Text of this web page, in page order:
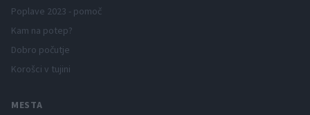
Poplave 2023 - pomoč
Kam na potep?
Dobro počutje
Korošci v tujini
MESTA